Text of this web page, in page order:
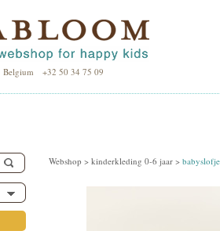
Belgium +32 50 34 75 09
Webshop > kinderkleding 0-6 jaar >